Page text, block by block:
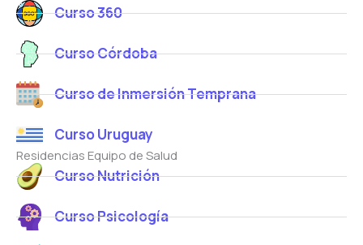
Curso 360
Curso Córdoba
Curso de Inmersión Temprana
Curso Uruguay
Residencias Equipo de Salud
Curso Nutrición
Curso Psicología